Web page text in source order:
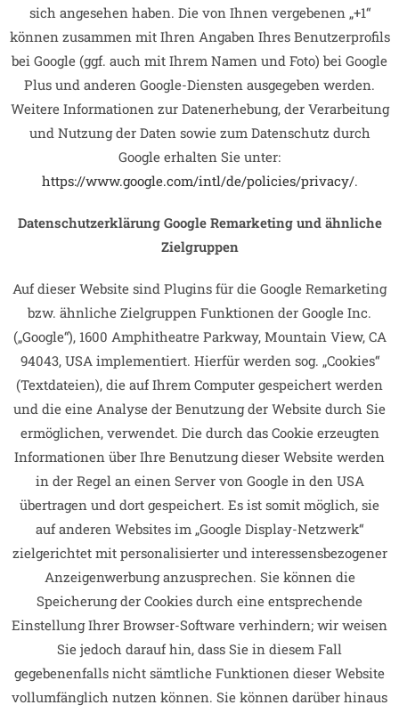
sich angesehen haben. Die von Ihnen vergebenen „+1“
können zusammen mit Ihren Angaben Ihres Benutzerprofils
bei Google (ggf. auch mit Ihrem Namen und Foto) bei Google
Plus und anderen Google-Diensten ausgegeben werden.
Weitere Informationen zur Datenerhebung, der Verarbeitung
und Nutzung der Daten sowie zum Datenschutz durch
Google erhalten Sie unter:
https://www.google.com/intl/de/policies/privacy/.
Datenschutzerklärung Google Remarketing und ähnliche
Zielgruppen
Auf dieser Website sind Plugins für die Google Remarketing
bzw. ähnliche Zielgruppen Funktionen der Google Inc.
(„Google“), 1600 Amphitheatre Parkway, Mountain View, CA
94043, USA implementiert. Hierfür werden sog. „Cookies“
(Textdateien), die auf Ihrem Computer gespeichert werden
und die eine Analyse der Benutzung der Website durch Sie
ermöglichen, verwendet. Die durch das Cookie erzeugten
Informationen über Ihre Benutzung dieser Website werden
in der Regel an einen Server von Google in den USA
übertragen und dort gespeichert. Es ist somit möglich, sie
auf anderen Websites im „Google Display-Netzwerk“
zielgerichtet mit personalisierter und interessensbezogener
Anzeigenwerbung anzusprechen. Sie können die
Speicherung der Cookies durch eine entsprechende
Einstellung Ihrer Browser-Software verhindern; wir weisen
Sie jedoch darauf hin, dass Sie in diesem Fall
gegebenenfalls nicht sämtliche Funktionen dieser Website
vollumfänglich nutzen können. Sie können darüber hinaus